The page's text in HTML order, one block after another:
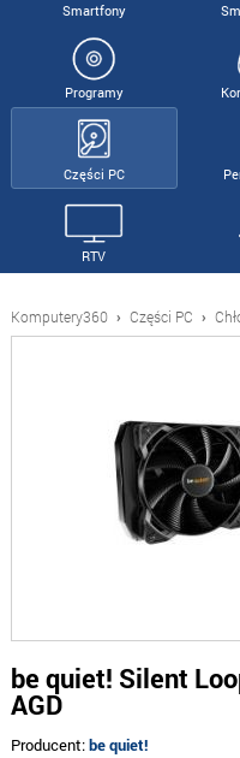
Smartfony
Programy
Części PC
RTV
Komputery360 › Części PC ›
be quiet! Silent
AGD
Producent:be quiet!